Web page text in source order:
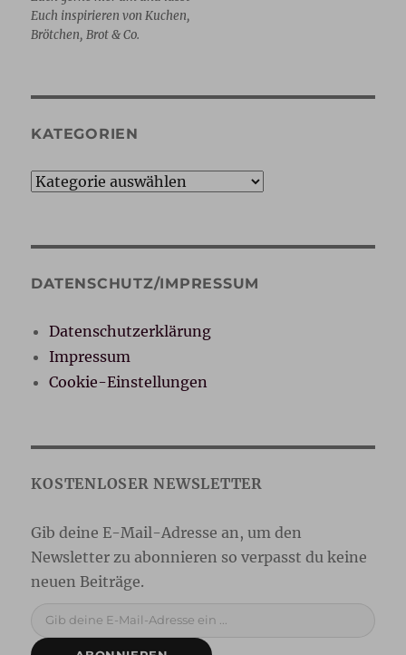
Euch inspirieren von Kuchen,
Brötchen, Brot & Co.
KATEGORIEN
Kategorien
DATENSCHUTZ/IMPRESSUM
Datenschutzerklärung
Impressum
Cookie-Einstellungen